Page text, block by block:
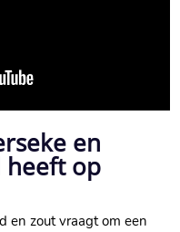
en
heeft op
en zout vraagt om een